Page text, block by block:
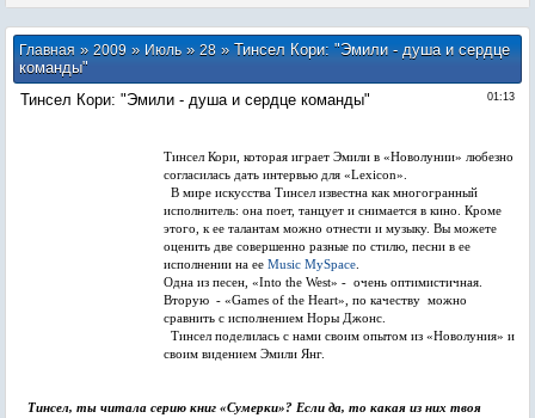
Главная»2009 » Июль » 28» Тинсел Кори: "Эмили - душа и сердце
команды"
01:13
Тинсел Кори: "Эмили - душа и сердце команды"
Тинсел Кори, которая играет Эмили в «Новолунии» любезно
согласилась дать интервью для «Lexicon».
В мире искусства Тинсел известна как многогранный
исполнитель: она поет, танцует и снимается в кино. Кроме
этого, к ее талантам можно отнести и музыку. Вы можете
оценить две совершенно разные по стилю, песни в ее
исполнении на ее Music MySpace
Одна из песен, «Into the West» - очень оптимистичная.
Вторую - «Games of the Heart», по качеству можно
сравнить с исполнением Норы Джонс.
Тинсел поделилась с нами своим опытом из «Новолуния» и
своим видением Эмили Янг.
Тинсел, ты читала серию книг «Сумерки»? Если да, то какая из них твоя